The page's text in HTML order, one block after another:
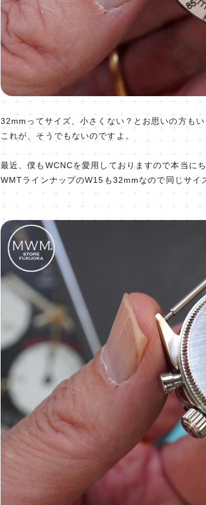
32mmってサイズ、小さくない？とお思いの方もい
これが、そうでもないのですよ。
最近、僕もWCNCを愛用しておりますので本当に
WMTラインナップのW15も32mmなので同じサイ